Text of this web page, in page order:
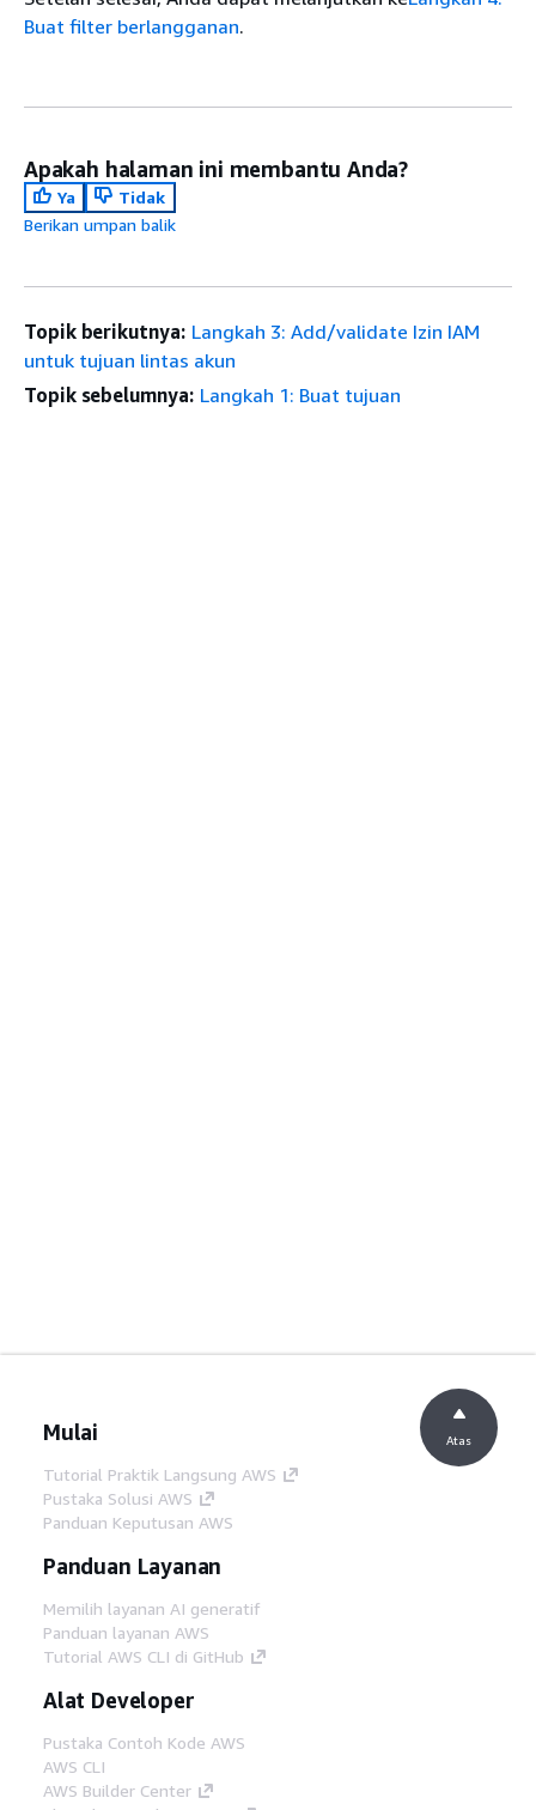
Buat filter berlangganan.
Apakah halaman ini membantu Anda?
Ya
Tidak
Berikan umpan balik
Topik berikutnya: Langkah 3: Add/validate Izin IAM
untuk tujuan lintas akun
Topik sebelumnya: Langkah 1: Buat tujuan
Mulai
Tutorial Praktik Langsung AWS
Pustaka Solusi AWS
Panduan Keputusan AWS
Panduan Layanan
Memilih layanan AI generatif
Panduan layanan AWS
Tutorial AWS CLI di GitHub
Alat Developer
Pustaka Contoh Kode AWS
AWS CLI
AWS Builder Center
Atas